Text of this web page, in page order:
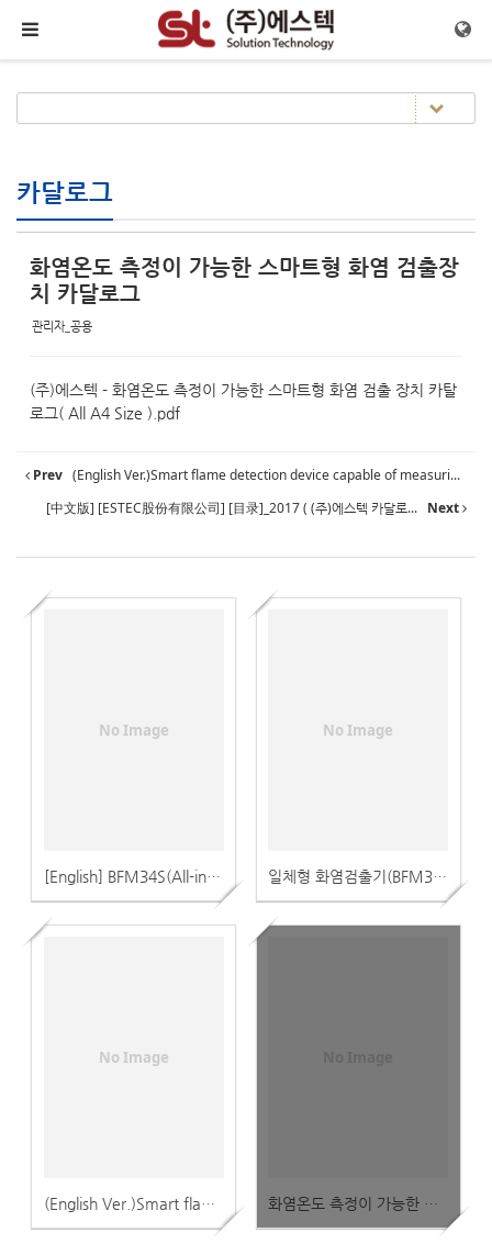
메뉴 건너뛰기
카달로그
화염온도 측정이 가능한 스마트형 화염 검출장
치 카달로그
관리자_공용
(주)에스텍 - 화염온도 측정이 가능한 스마트형 화염 검출 장치 카탈
로그( All A4 Size ).pdf
Prev (English Ver.)Smart flame detection device capable of measuri...
[中文版] [ESTEC股份有限公司] [目录]_2017 ( (주)에스텍 카달로... Next
No Image
[English] BFM34S(All-in-one Flame Detector) Catalog(일체형 화염검출기(BFM34S) 카달로그)
No Image
일체형 화염검출기(BFM34S) 단독 카달로그
No Image
(English Ver.)Smart flame detection device capable of measuring flame temperature Catalog(화염온도 측정이 가능한 스마트형 화염 검출장치) 화염온도 측정이 가능한 스마트형 화염 검출장치 카달로그